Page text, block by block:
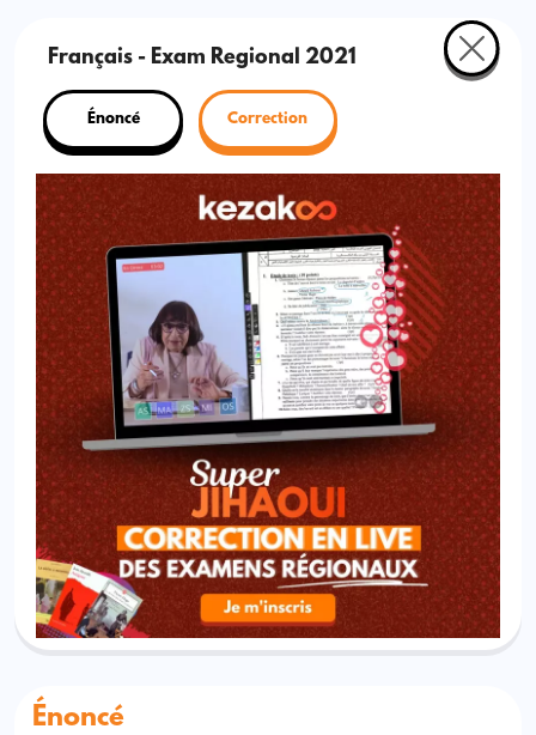
Français - Exam Regional 2021
Énoncé Correction
Énoncé